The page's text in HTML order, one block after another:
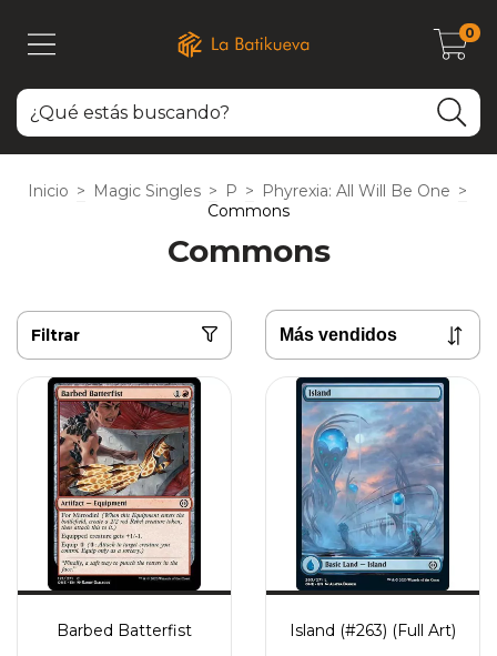
0
Inicio > Magic Singles > P > Phyrexia: All Will Be One >
Commons
Commons
Filtrar
Barbed Batterfist Island (#263) (Full Art)